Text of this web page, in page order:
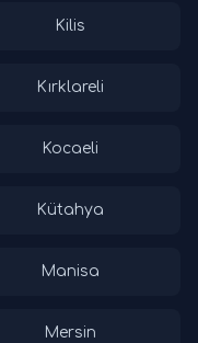
Kilis
Kırklareli
Kocaeli
Kütahya
Manisa
Mersin